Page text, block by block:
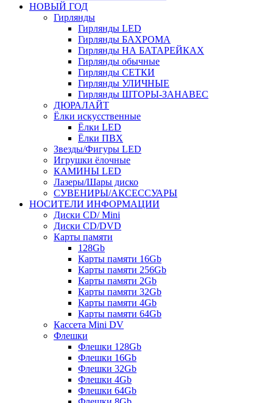
НОВЫЙ ГОД
Гирлянды
Гирлянды LED
Гирлянды БАХРОМА
Гирлянды НА БАТАРЕЙКАХ
Гирлянды обычные
Гирлянды СЕТКИ
Гирлянды УЛИЧНЫЕ
Гирлянды ШТОРЫ-ЗАНАВЕС
ДЮРАЛАЙТ
Ёлки искусственные
Ёлки LED
Ёлки ПВХ
Звезды/Фигуры LED
Игрушки ёлочные
КАМИНЫ LED
Лазеры/Шары диско
СУВЕНИРЫ/АКСЕССУАРЫ
НОСИТЕЛИ ИНФОРМАЦИИ
Диски CD/ Mini
Диски CD/DVD
Карты памяти
128Gb
Карты памяти 16Gb
Карты памяти 256Gb
Карты памяти 2Gb
Карты памяти 32Gb
Карты памяти 4Gb
Карты памяти 64Gb
Кассета Mini DV
Флешки
Флешки 128Gb
Флешки 16Gb
Флешки 32Gb
Флешки 4Gb
Флешки 64Gb